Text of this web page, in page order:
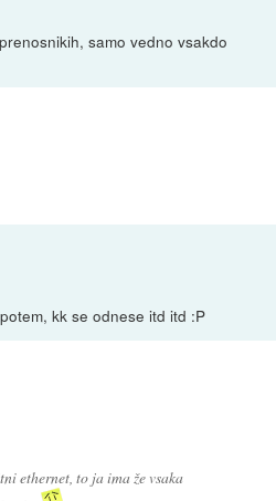
samo vedno vsakdo
kk se odnese itd itd :P
ethernet, to ja ima že vsaka